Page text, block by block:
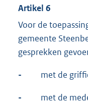
Artikel 6
Voor de
gemeente
gesprekken
- met de
-
met de